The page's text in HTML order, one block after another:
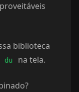
biblioteca
du na tela.